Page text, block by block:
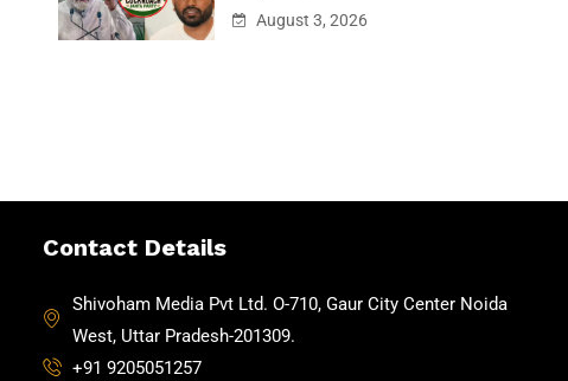
August 3, 2026
Contact Details
Shivoham Media Pvt Ltd. O-710, Gaur City Center Noida
West, Uttar Pradesh-201309.
+91 9205051257